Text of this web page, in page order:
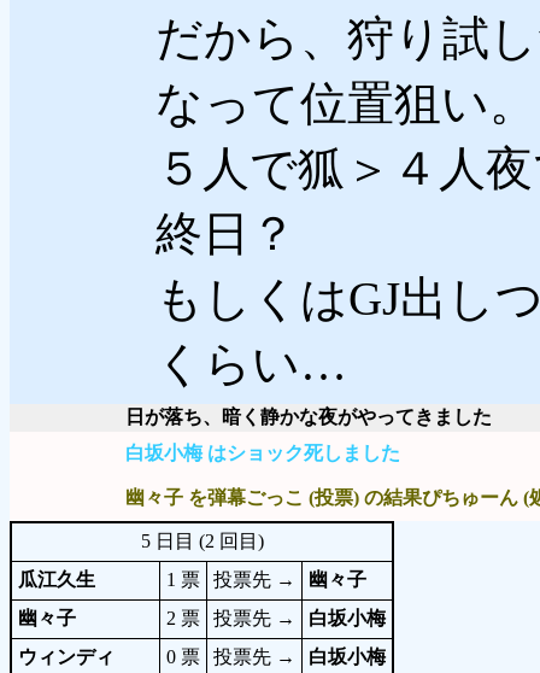
だから、狩り試
なって位置狙い。
５人で狐＞４人
終日？
もしくはGJ出し
くらい…
日が落ち、暗く静かな夜がやってきました
白坂小梅 はショック死しました
幽々子 を弾幕ごっこ (投票) の結果ぴちゅーん (
5 日目 (2 回目)
瓜江久生
1 票 投票先 →
幽々子
幽々子
2 票 投票先 →
白坂小梅
ウィンディ
0 票 投票先 →
白坂小梅